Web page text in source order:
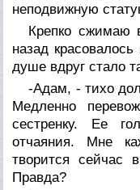
неподвижную
Крепко сжимаю
назад
душе вдруг стало
-Адам, - тихо
Медленно
сестренку. Ее
отчаяния. Мне
творится
Правда?